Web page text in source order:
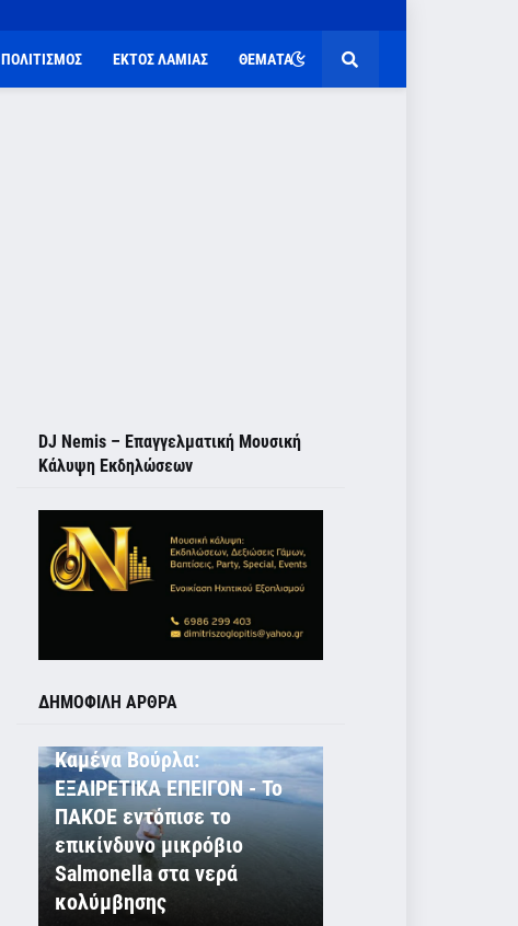
ΠΟΛΙΤΙΣΜΟΣ ΕΚΤΟΣ ΛΑΜΙΑΣ ΘΕΜΑΤΑ
DJ Nemis – Επαγγελματική Μουσική
Κάλυψη Εκδηλώσεων
ΔΗΜΟΦΙΛΗ ΑΡΘΡΑ
Καμένα Βούρλα:
ΕΞΑΙΡΕΤΙΚΑ ΕΠΕΙΓΟΝ - Το
ΠΑΚΟΕ εντόπισε το
επικίνδυνο μικρόβιο
Salmonella στα νερά
κολύμβησης